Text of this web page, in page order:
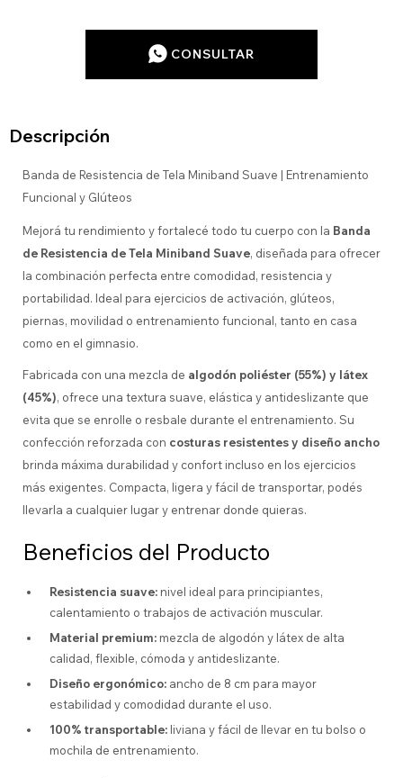
CONSULTAR
Descripción
Banda de Resistencia de Tela Miniband Suave | Entrenamiento
Funcional y Glúteos
Mejorá tu rendimiento y fortalecé todo tu cuerpo con la Banda
de Resistencia de Tela Miniband Suave, diseñada para ofrecer
la combinación perfecta entre comodidad, resistencia y
portabilidad. Ideal para ejercicios de activación, glúteos,
piernas, movilidad o entrenamiento funcional, tanto en casa
como en el gimnasio.
Fabricada con una mezcla de algodón poliéster (55%) y látex
(45%), ofrece una textura suave, elástica y antideslizante que
evita que se enrolle o resbale durante el entrenamiento. Su
confección reforzada con costuras resistentes y diseño ancho
brinda máxima durabilidad y confort incluso en los ejercicios
más exigentes. Compacta, ligera y fácil de transportar, podés
llevarla a cualquier lugar y entrenar donde quieras.
Beneficios del Producto
Resistencia suave: nivel ideal para principiantes,
calentamiento o trabajos de activación muscular.
Material premium: mezcla de algodón y látex de alta
calidad, flexible, cómoda y antideslizante.
Diseño ergonómico: ancho de 8 cm para mayor
estabilidad y comodidad durante el uso.
100% transportable: liviana y fácil de llevar en tu bolso o
mochila de entrenamiento.